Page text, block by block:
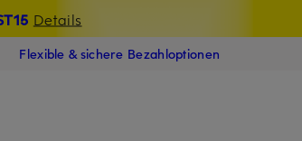
Details
Flexible & sichere Bezahloptionen